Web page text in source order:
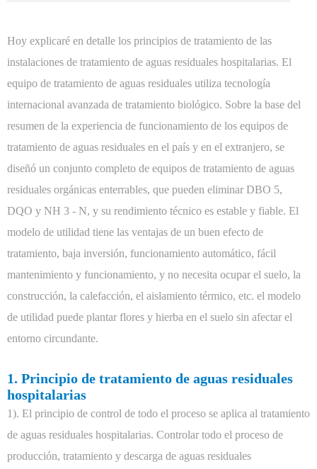
Hoy explicaré en detalle los principios de tratamiento de las
instalaciones de tratamiento de aguas residuales hospitalarias. El
equipo de tratamiento de aguas residuales utiliza tecnología
internacional avanzada de tratamiento biológico. Sobre la base del
resumen de la experiencia de funcionamiento de los equipos de
tratamiento de aguas residuales en el país y en el extranjero, se
diseñó un conjunto completo de equipos de tratamiento de aguas
residuales orgánicas enterrables, que pueden eliminar DBO 5,
DQO y NH 3 - N, y su rendimiento técnico es estable y fiable. El
modelo de utilidad tiene las ventajas de un buen efecto de
tratamiento, baja inversión, funcionamiento automático, fácil
mantenimiento y funcionamiento, y no necesita ocupar el suelo, la
construcción, la calefacción, el aislamiento térmico, etc. el modelo
de utilidad puede plantar flores y hierba en el suelo sin afectar el
entorno circundante.
1. Principio de tratamiento de aguas residuales
hospitalarias
1). El principio de control de todo el proceso se aplica al tratamiento
de aguas residuales hospitalarias. Controlar todo el proceso de
producción, tratamiento y descarga de aguas residuales